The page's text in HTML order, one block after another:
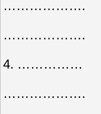
……………….
……………….
4. ……………
……………….